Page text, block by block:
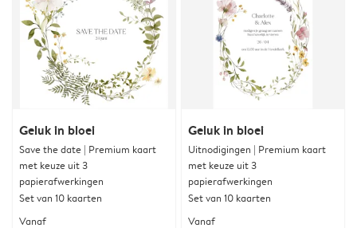
Geluk in bloei
Save the date | Premium kaart
met keuze uit 3
papierafwerkingen
Set van 10 kaarten
Vanaf
Geluk in bloei
Uitnodigingen | Premium kaart
met keuze uit 3
papierafwerkingen
Set van 10 kaarten
Vanaf